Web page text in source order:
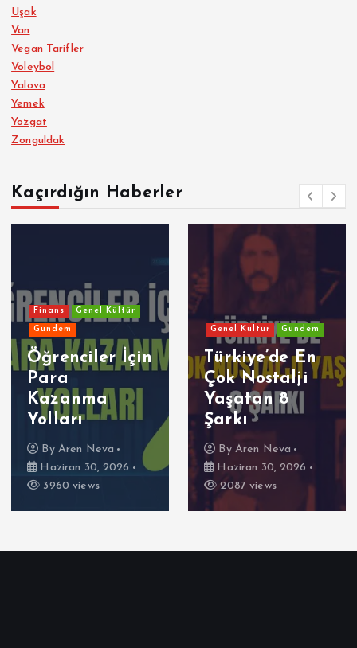
Uşak
Van
Vegan Tarifler
Voleybol
Yalova
Yemek
Yozgat
Zonguldak
Kaçırdığın Haberler
Finans Genel Kültür
Gündem
Öğrenciler İçin
Para
Kazanma
Yolları
By Aren Neva
Haziran 30, 2026
3960 views
Genel Kültür Gündem
Türkiye’de En
Çok Nostalji
Yaşatan 8
Şarkı
By Aren Neva
Haziran 30, 2026
2087 views